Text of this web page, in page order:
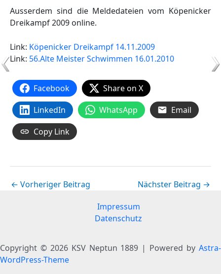
Ausserdem sind die Meldedateien vom Köpenicker
Dreikampf 2009 online.
Link: Köpenicker Dreikampf 14.11.2009
Link: 56.Alte Meister Schwimmen 16.01.2010
Facebook
Share on X
LinkedIn
WhatsApp
Email
Copy Link
← Vorheriger Beitrag Nächster Beitrag →
Impressum
Datenschutz
Copyright © 2026 KSV Neptun 1889 | Powered by Astra-
WordPress-Theme